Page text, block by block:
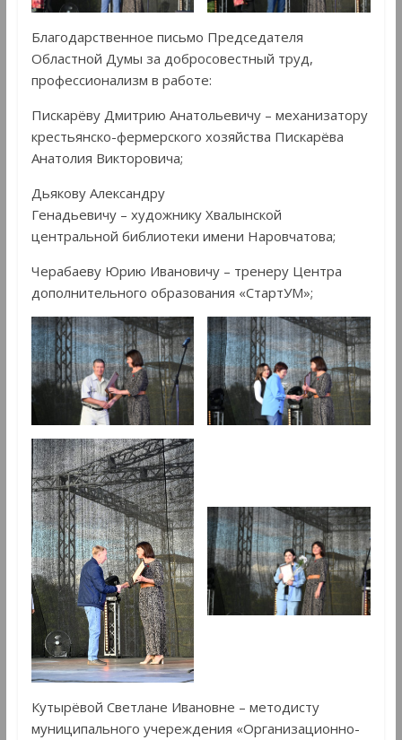
Благодарственное письмо Председателя
Областной Думы за добросовестный труд,
профессионализм в работе:
Пискарëву Дмитрию Анатольевичу – механизатору
крестьянско-фермерского хозяйства Пискарёва
Анатолия Викторовича;
Дьякову Александру
Генадьевичу – художнику Хвалынской
центральной библиотеки имени Наровчатова;
Черабаеву Юрию Ивановичу – тренеру Центра
дополнительного образования «СтартУМ»;
Кутырëвой Светлане Ивановне – методисту
муниципального учереждения «Организационно-